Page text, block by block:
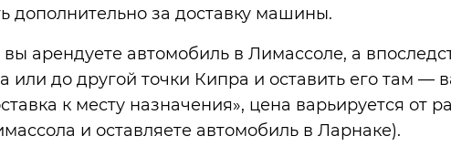
дополнительно за доставку машины.
арендуете автомобиль в Лимассоле, а
или до другой точки Кипра и оставить его там —
к месту назначения», цена варьируется от
и оставляете автомобиль в Ларнаке).